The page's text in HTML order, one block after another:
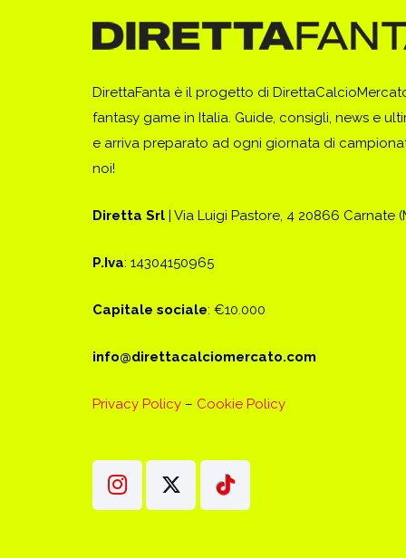
DirettaFanta è il progetto di
fantasy game in Italia. Guide, consigli, news e
e arriva preparato ad ogni giornata di
noi!
Diretta Srl | Via Luigi Pastore, 4 20866 Carnate
P.Iva: 14304150965
Capitale sociale: €10.000
info@direttacalciomercato.com
Privacy Policy – Cookie Policy